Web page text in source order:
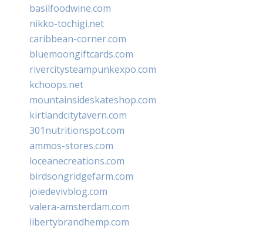
basilfoodwine.com
nikko-tochigi.net
caribbean-corner.com
bluemoongiftcards.com
rivercitysteampunkexpo.com
kchoops.net
mountainsideskateshop.com
kirtlandcitytavern.com
301nutritionspot.com
ammos-stores.com
loceanecreations.com
birdsongridgefarm.com
joiedevivblog.com
valera-amsterdam.com
libertybrandhemp.com